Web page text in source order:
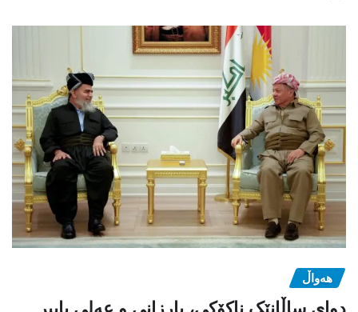
هەواڵ
دوای ساڵانێک ناکۆکی، بارزانی و عەلی باپیر